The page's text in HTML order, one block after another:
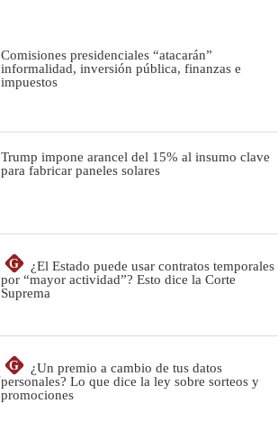
Comisiones presidenciales “atacarán”
informalidad, inversión pública, finanzas e
impuestos
Trump impone arancel del 15% al insumo clave
para fabricar paneles solares
G
¿El Estado puede usar contratos temporales
por “mayor actividad”? Esto dice la Corte
Suprema
G
¿Un premio a cambio de tus datos
personales? Lo que dice la ley sobre sorteos y
promociones